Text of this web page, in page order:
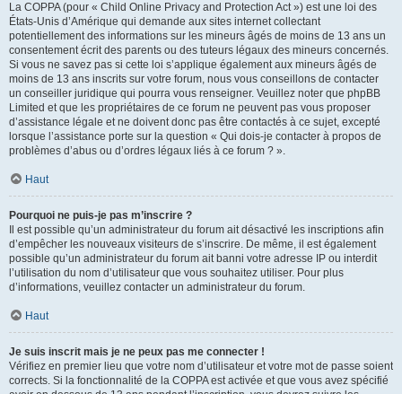
La COPPA (pour « Child Online Privacy and Protection Act ») est une loi des
États-Unis d’Amérique qui demande aux sites internet collectant
potentiellement des informations sur les mineurs âgés de moins de 13 ans un
consentement écrit des parents ou des tuteurs légaux des mineurs concernés.
Si vous ne savez pas si cette loi s’applique également aux mineurs âgés de
moins de 13 ans inscrits sur votre forum, nous vous conseillons de contacter
un conseiller juridique qui pourra vous renseigner. Veuillez noter que phpBB
Limited et que les propriétaires de ce forum ne peuvent pas vous proposer
d’assistance légale et ne doivent donc pas être contactés à ce sujet, excepté
lorsque l’assistance porte sur la question « Qui dois-je contacter à propos de
problèmes d’abus ou d’ordres légaux liés à ce forum ? ».
Haut
Pourquoi ne puis-je pas m’inscrire ?
Il est possible qu’un administrateur du forum ait désactivé les inscriptions afin
d’empêcher les nouveaux visiteurs de s’inscrire. De même, il est également
possible qu’un administrateur du forum ait banni votre adresse IP ou interdit
l’utilisation du nom d’utilisateur que vous souhaitez utiliser. Pour plus
d’informations, veuillez contacter un administrateur du forum.
Haut
Je suis inscrit mais je ne peux pas me connecter !
Vérifiez en premier lieu que votre nom d’utilisateur et votre mot de passe soient
corrects. Si la fonctionnalité de la COPPA est activée et que vous avez spécifié